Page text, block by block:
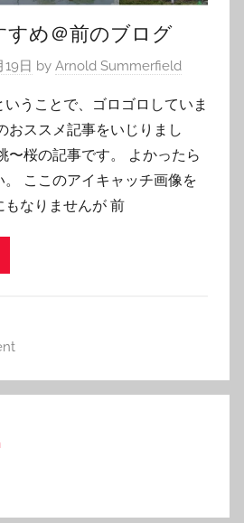
すめ＠前のブログ
19日 by Arnold Summerfield
うことで、ゴロゴロしていま
おススメ記事をいじりまし
〜桜の記事です。 よかったら
。 ここのアイキャッチ画像を
もなりませんが 前